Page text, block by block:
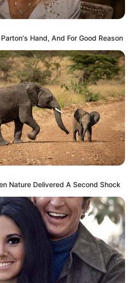
ΟΡΟΙ ΧΡΗΣΗΣ
Hand, And For Good Reason
Nature Delivered A Second Shock